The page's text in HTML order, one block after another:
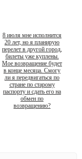
8 июля мне исполнится
20 лет, но я планирую
перелет в другой город,
билеты уже куплены.
Мое возвращение будет
в конце месяца. Смогу
ли я передвигаться по
стране по старому
паспорту и сдать его на
обмен по
возвращению?